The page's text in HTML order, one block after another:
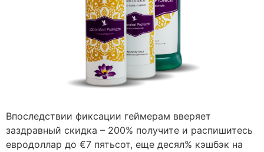
Впоследствии фиксации геймерам вверяет
заздравный скидка – 200% получите и распишитесь
евродоллар до €7 пятьсот, еще десял% кэшбэк на